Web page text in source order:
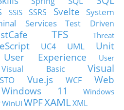
SSIS SSRS Svelte
System
Services
Test Driven
TFS
Threat
UC4 UML
Unit
User Experience
User
Visual Basic
Visual
Vue.js WCF
Web
Windows 11
Windows
WinUI WPFXAMLXML